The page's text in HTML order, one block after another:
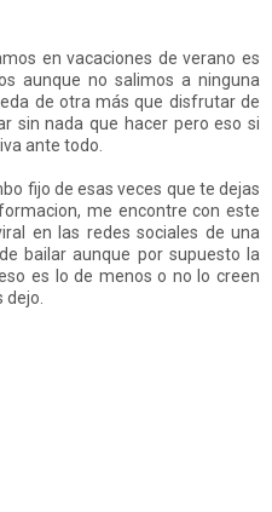
en vacaciones de verano es
aunque no salimos a ninguna
de otra más que disfrutar de
sin nada que hacer pero eso si
ante todo.
fijo de esas veces que te dejas
me encontre con este
en las redes sociales de una
bailar aunque por supuesto la
es lo de menos o no lo creen
dejo.